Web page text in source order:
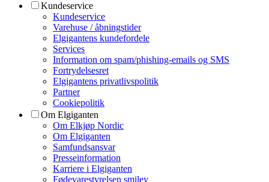
Kundeservice
Kundeservice
Varehuse / åbningstider
Elgigantens kundefordele
Services
Information om spam/phishing-emails og SMS
Fortrydelsesret
Elgigantens privatlivspolitik
Partner
Cookiepolitik
Om Elgiganten
Om Elkjøp Nordic
Om Elgiganten
Samfundsansvar
Presseinformation
Karriere i Elgiganten
Fødevarestyrelsen smiley